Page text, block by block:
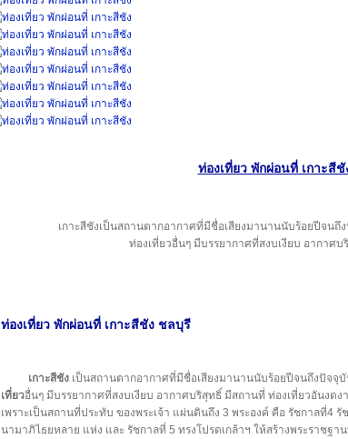
ท่องเที่ยว พักผ่อนที่ เกาะสี
เกาะสีชังเป็นสถานตากอากาศที่มีชื่อเสียงมานานนับร้อยปีจน
ท่องเที่ยวอื่นๆ มีบรรยากาศที่สงบเงียบ อากาศ
ท่องเที่ยว พักผ่อนที่ เกาะสีชัง ชลบุรี
เกาะสีชัง เป็นสถานตากอากาศที่มีชื่อเสียงมานานนับร้อยปีจนถึงปัจจุ
เที่ยวอื่นๆ มีบรรยากาศที่สงบเงียบ อากาศบริสุทธิ์ มีสถานที่ ท่องเที่ยวอันงดง
เพราะเป็นสถานที่ประทับ ของพระเจ้า แผ่นดินถึง 3 พระองค์ คือ รัชกาลที่4
นามาภิไธยหลาย แห่ง และ รัชกาลที่ 5 ทรงโปรดเกล้าฯ ให้สร้างพระราชฐ